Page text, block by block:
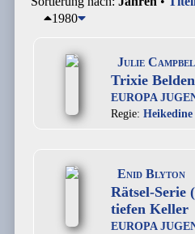
1980
Julie
Trixie
EUROPA
Regie:
Enid Blyton
Rätsel-Serie
tiefen Keller
EUROPA